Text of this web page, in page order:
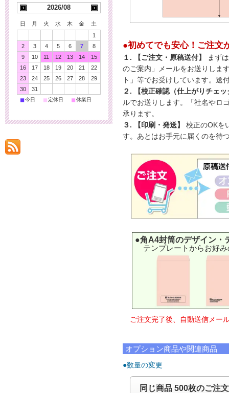
●初めてでも安心！ご注文
１. 【ご注文・原稿送付】
まず
のご案内」メールをお送りしま
ト」等でお受けしています。送
２. 【校正確認（仕上がりチェッ
ルでお送りします。「社名やロ
承ります。
３. 【印刷・発送】 校正のOKを
す。あとはお手元に届くのを待
●角A4封筒のデザイン・
テンプレートからお好
ご注文完了後、自動送信メー
オプション商品や関連商品
●数量の変更
同じ商品 500枚のご注文
2026/08
日 月 火 水 木 金
土
1
2
3 4 5 6 7
8
9
10 11 12 13 14
15
16
17 18 19 20 21
22
23
24 25 26 27 28
29
30
31
■今日 ■ 定休日 ■ 休業日